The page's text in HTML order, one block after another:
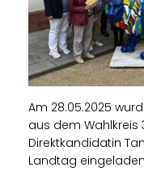
Am 28.05.2025
aus dem Wahlkreis
Direktkandidatin
Landtag